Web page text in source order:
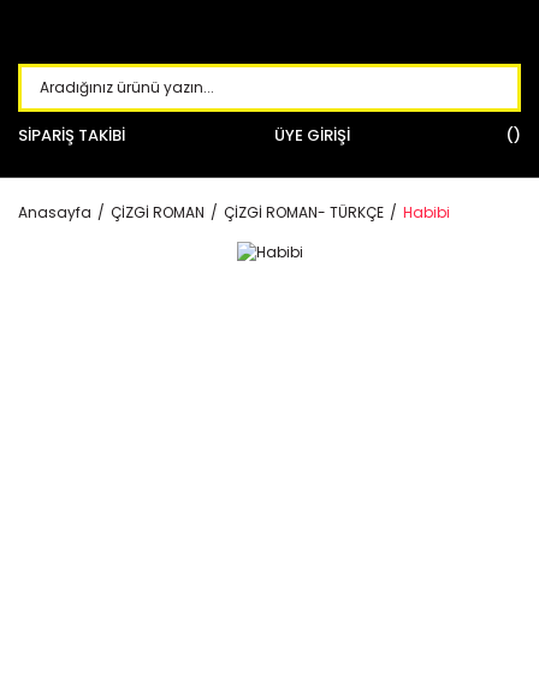
SİPARİŞ TAKİBİ ÜYE GİRİŞİ
Anasayfa ÇİZGİ ROMAN ÇİZGİ ROMAN- TÜRKÇE Habibi